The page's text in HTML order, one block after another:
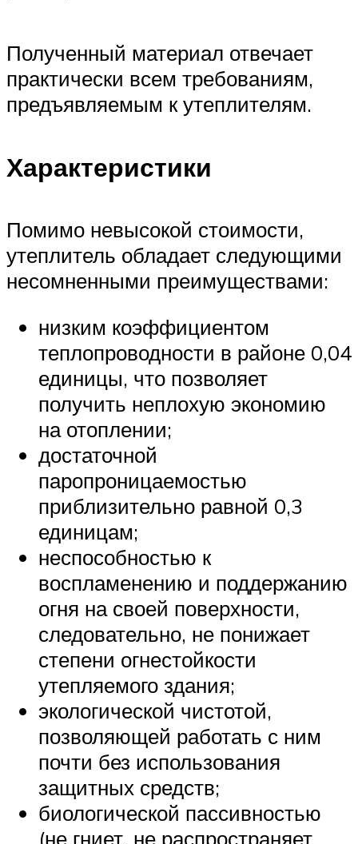
Полученный материал отвечает
практически всем требованиям,
предъявляемым к утеплителям.
Характеристики
Помимо невысокой стоимости,
утеплитель обладает следующими
несомненными преимуществами:
низким коэффициентом
теплопроводности в районе 0,04
единицы, что позволяет
получить неплохую экономию
на отоплении;
достаточной
паропроницаемостью
приблизительно равной 0,3
единицам;
неспособностью к
воспламенению и поддержанию
огня на своей поверхности,
следовательно, не понижает
степени огнестойкости
утепляемого здания;
экологической чистотой,
позволяющей работать с ним
почти без использования
защитных средств;
биологической пассивностью
(не гниет, не распространяет